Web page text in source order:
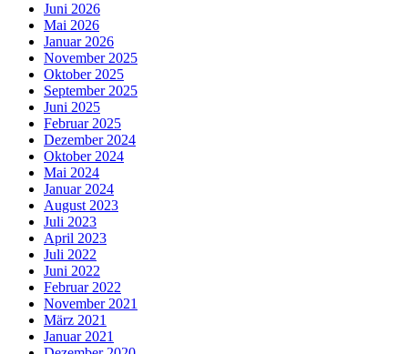
Juni 2026
Mai 2026
Januar 2026
November 2025
Oktober 2025
September 2025
Juni 2025
Februar 2025
Dezember 2024
Oktober 2024
Mai 2024
Januar 2024
August 2023
Juli 2023
April 2023
Juli 2022
Juni 2022
Februar 2022
November 2021
März 2021
Januar 2021